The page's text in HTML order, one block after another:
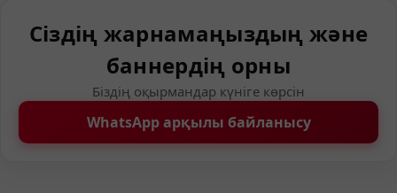
Сіздің жарнамаңыздың және
баннердің орны
Біздің оқырмандар күніге көрсін
WhatsApp арқылы байланысу